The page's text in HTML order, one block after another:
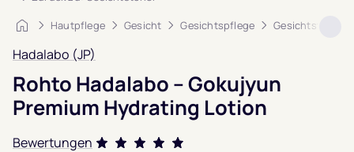
Startseite
Hautpflege Gesicht Gesichtspflege Gesichtstoner
Hadalabo (JP)
Rohto Hadalabo – Gokujyun
Premium Hydrating Lotion
Bewertungen